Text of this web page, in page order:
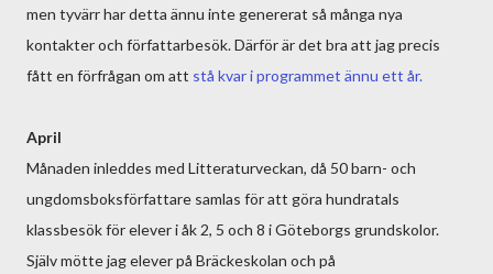
men tyvärr har detta ännu inte genererat så många nya
kontakter och författarbesök. Därför är det bra att jag precis
fått en förfrågan om att stå kvar i programmet ännu ett år.
April
Månaden inleddes med Litteraturveckan, då 50 barn- och
ungdomsboksförfattare samlas för att göra hundratals
klassbesök för elever i åk 2, 5 och 8 i Göteborgs grundskolor.
Själv mötte jag elever på Bräckeskolan och på